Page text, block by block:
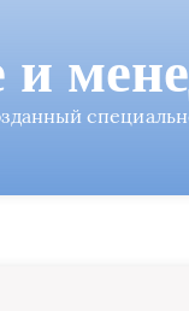
и